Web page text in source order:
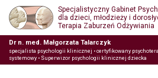
Specjalistyczny Gabinet
dla dzieci, młodzieży i
Terapia Zaburzeń Odżywiania
Dr n. med. Małgorzata Talarczyk
specjalista psychologii klinicznej • certyfikowany
systemowy • Superwizor psychologii klinicznej dziecka